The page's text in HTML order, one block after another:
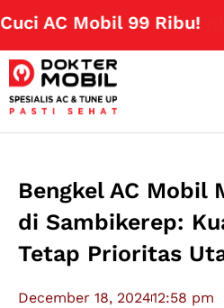
AC Mobil 99 Ribu!Klik
Bengkel AC Mobil
di Sambikerep:
Tetap Prioritas
December 18, 202412:58 pm